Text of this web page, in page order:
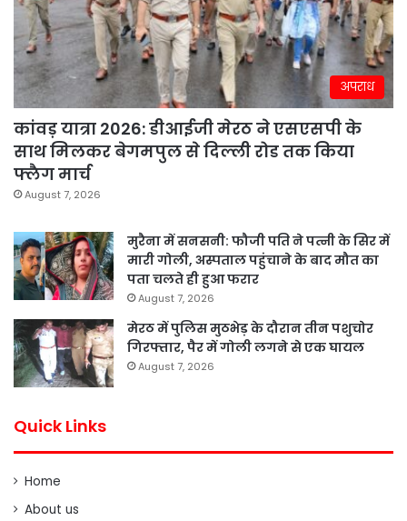
अपराध
कांवड़ यात्रा 2026: डीआईजी मेरठ ने एसएसपी के
साथ मिलकर बेगमपुल से दिल्ली रोड तक किया
फ्लैग मार्च
August 7, 2026
मुरैना में सनसनी: फौजी पति ने पत्नी के सिर में
मारी गोली, अस्पताल पहुंचाने के बाद मौत का
पता चलते ही हुआ फरार
August 7, 2026
मेरठ में पुलिस मुठभेड़ के दौरान तीन पशुचोर
गिरफ्तार, पैर में गोली लगने से एक घायल
August 7, 2026
Quick Links
Home
About us